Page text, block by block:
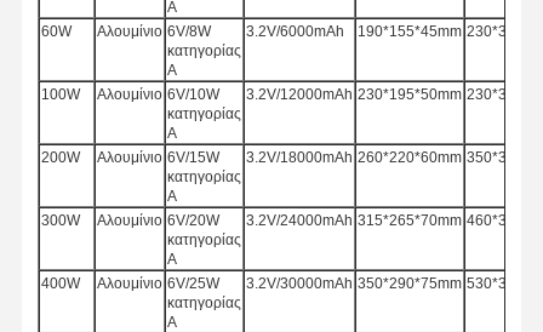
Α
60W Αλουμίνιο 6V/8W
κατηγορίας
Α
3.2V/6000mAh 190*155*45mm
100W Αλουμίνιο 6V/10W
κατηγορίας
Α
3.2V/12000mAh 230*195*50mm
200W Αλουμίνιο 6V/15W
κατηγορίας
Α
3.2V/18000mAh 260*220*60mm
300W Αλουμίνιο 6V/20W
κατηγορίας
Α
3.2V/24000mAh 315*265*70mm
400W Αλουμίνιο 6V/25W
κατηγορίας
Α
3.2V/30000mAh 350*290*75mm